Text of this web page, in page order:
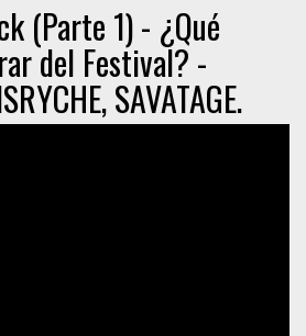
(Parte 1) - ¿Qué
del Festival? -
SAVATAGE.